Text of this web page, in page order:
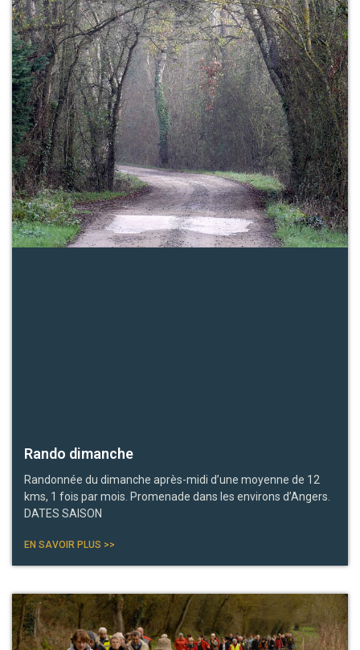
Rando dimanche
Randonnée du dimanche après-midi d’une moyenne de 12
kms, 1 fois par mois. Promenade dans les environs d’Angers.
DATES SAISON
EN SAVOIR PLUS >>